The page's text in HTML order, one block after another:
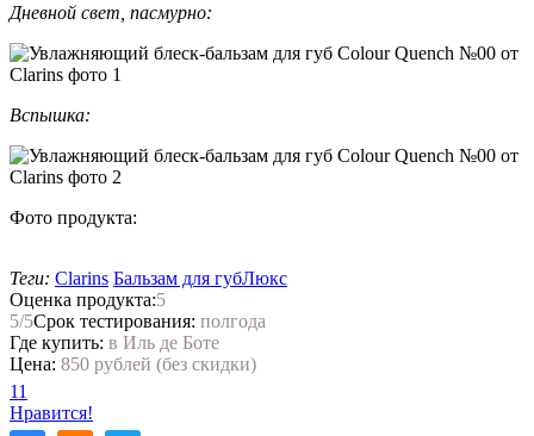
Дневной свет, пасмурно:
Вспышка:
Фото продукта:
Теги: Clarins Бальзам для губЛюкс
Оценка продукта:5
5/5Срок тестирования: полгода
Где купить: в Иль де Боте
Цена: 850 рублей (без скидки)
11
Нравится!